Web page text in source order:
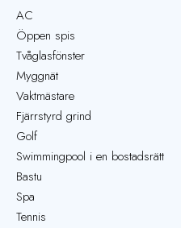
AC
Öppen spis
Tvåglasfönster
Myggnät
Vaktmästare
Fjärrstyrd grind
Golf
Swimmingpool i en bostadsrätt
Bastu
Spa
Tennis